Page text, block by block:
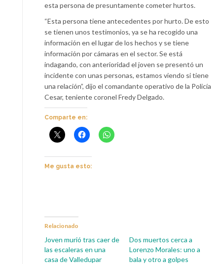
esta persona de presuntamente cometer hurtos.
“Esta persona tiene antecedentes por hurto. De esto
se tienen unos testimonios, ya se ha recogido una
información en el lugar de los hechos y se tiene
información por cámaras en el sector. Se está
indagando, con anterioridad el joven se presentó un
incidente con unas personas, estamos viendo si tiene
una relación”, dijo el comandante operativo de la Policía
Cesar, teniente coronel Fredy Delgado.
Comparte en:
Me gusta esto:
Relacionado
Joven murió tras caer de
las escaleras en una
casa de Valledupar
Dos muertos cerca a
Lorenzo Morales: uno a
bala y otro a golpes